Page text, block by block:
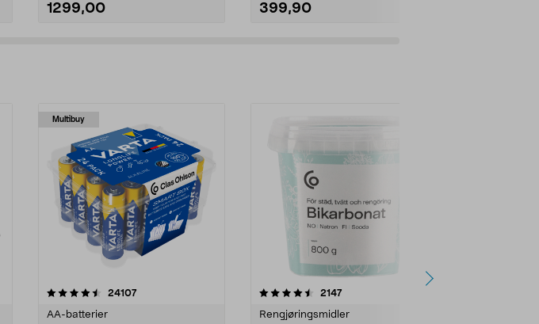
1299,00 399,90
Multibuy
24107anmeldelser
AA-batterier
4.5av 5 stjerner 2147anmeldelser
Rengjøringsmidler
4.0av 5 stjerner